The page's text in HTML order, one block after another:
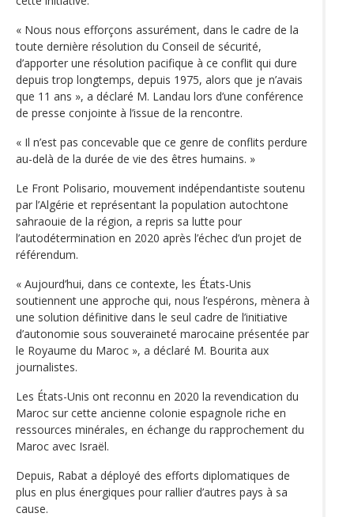
« Nous nous efforçons assurément, dans le cadre de la
toute dernière résolution du Conseil de sécurité,
d’apporter une résolution pacifique à ce conflit qui dure
depuis trop longtemps, depuis 1975, alors que je n’avais
que 11 ans », a déclaré M. Landau lors d’une conférence
de presse conjointe à l’issue de la rencontre.
« Il n’est pas concevable que ce genre de conflits perdure
au-delà de la durée de vie des êtres humains. »
Le Front Polisario, mouvement indépendantiste soutenu
par l’Algérie et représentant la population autochtone
sahraouie de la région, a repris sa lutte pour
l’autodétermination en 2020 après l’échec d’un projet de
référendum.
« Aujourd’hui, dans ce contexte, les États-Unis
soutiennent une approche qui, nous l’espérons, mènera à
une solution définitive dans le seul cadre de l’initiative
d’autonomie sous souveraineté marocaine présentée par
le Royaume du Maroc », a déclaré M. Bourita aux
journalistes.
Les États-Unis ont reconnu en 2020 la revendication du
Maroc sur cette ancienne colonie espagnole riche en
ressources minérales, en échange du rapprochement du
Maroc avec Israël.
Depuis, Rabat a déployé des efforts diplomatiques de
plus en plus énergiques pour rallier d’autres pays à sa
cause.